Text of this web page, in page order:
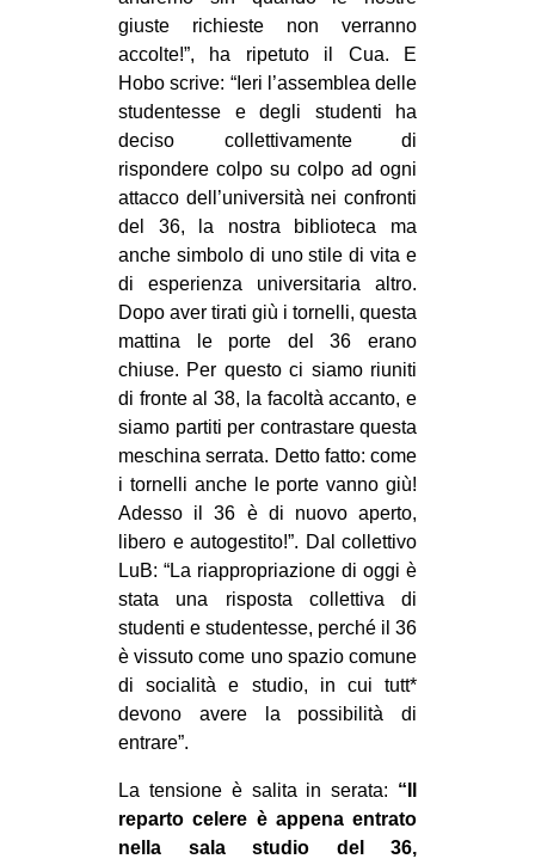
giuste richieste non verranno
accolte!”, ha ripetuto il Cua. E
Hobo scrive: “Ieri l’assemblea delle
studentesse e degli studenti ha
deciso collettivamente di
rispondere colpo su colpo ad ogni
attacco dell’università nei confronti
del 36, la nostra biblioteca ma
anche simbolo di uno stile di vita e
di esperienza universitaria altro.
Dopo aver tirati giù i tornelli, questa
mattina le porte del 36 erano
chiuse. Per questo ci siamo riuniti
di fronte al 38, la facoltà accanto, e
siamo partiti per contrastare questa
meschina serrata. Detto fatto: come
i tornelli anche le porte vanno giù!
Adesso il 36 è di nuovo aperto,
libero e autogestito!”. Dal collettivo
LuB: “La riappropriazione di oggi è
stata una risposta collettiva di
studenti e studentesse, perché il 36
è vissuto come uno spazio comune
di socialità e studio, in cui tutt*
devono avere la possibilità di
entrare”.
La tensione è salita in serata: “Il
reparto celere è appena entrato
nella sala studio del 36,